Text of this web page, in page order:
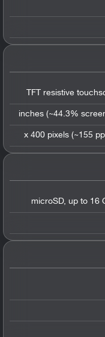
TFT resistive
microSD, up to 16